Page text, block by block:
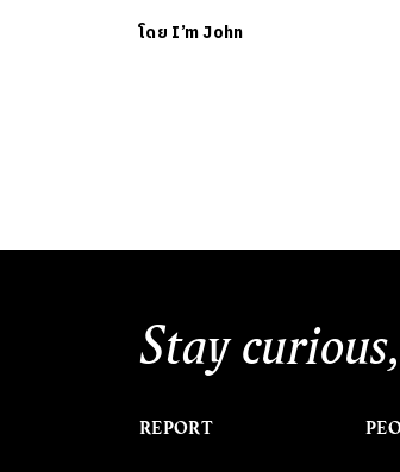
โดย I’m John
Stay
REPORT